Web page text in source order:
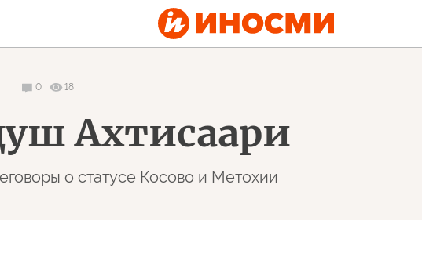
0 18
Ахтисаари
о статусе Косово и Метохии